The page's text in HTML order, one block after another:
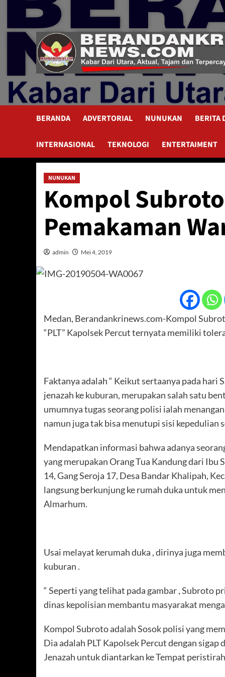
content
BERANDA ADVERTORIAL NUNUKAN BERITA
INTERNASIONAL TEKNOLOGI ENTERTAIMENT
NUNUKAN
Kompol
Pemakaman
admin Mei 4, 2019
Medan, Berandankrinews.com-Kompol
“PLT” Kapolsek Percut ternyata memiliki
Faktanya adalah “ Keikut sertaanya pada
jenazah ke kuburan, merupakan salah satu
umumnya tugas seorang polisi ialah
namun juga tak bisa menutupi sisi kepedulian
Mendapatkan informasi bahwa adanya
yang merupakan Orang Tua Kandung dari
14, Gang Seroja 17, Desa Bandar Khalipah,
langsung berkunjung ke rumah duka untuk
Almarhum.
Usai melayat kerumah duka , dirinya juga
kuburan .
“ Seperti yang telihat pada gambar , Subroto
dinas kepolisian membantu masyarakat
Kompol Subroto adalah Sosok polisi yang
Dia adalah PLT Kapolsek Percut dengan
Jenazah untuk diantarkan ke Tempat